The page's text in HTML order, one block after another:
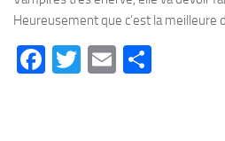
Heureusement que c’est la meilleure
Facebook
Twitter
Email